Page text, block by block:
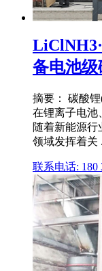
备电池级
摘要： 碳酸
在锂离子电池
随着新能源
领域发挥着关 .
联系电话: 180